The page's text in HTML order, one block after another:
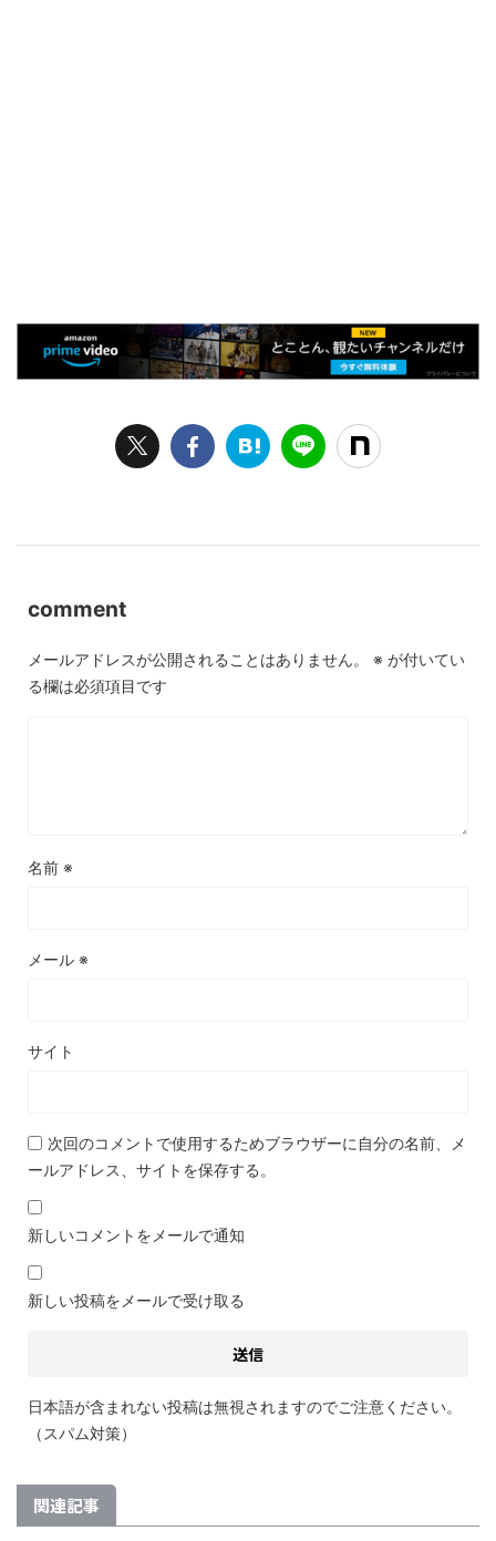
comment
メールアドレスが公開されることはありません。 ※ が付いてい
る欄は必須項目です
名前 ※
メール ※
サイト
次回のコメントで使用するためブラウザーに自分の名前、メ
ールアドレス、サイトを保存する。
新しいコメントをメールで通知
新しい投稿をメールで受け取る
日本語が含まれない投稿は無視されますのでご注意ください。
（スパム対策）
関連記事